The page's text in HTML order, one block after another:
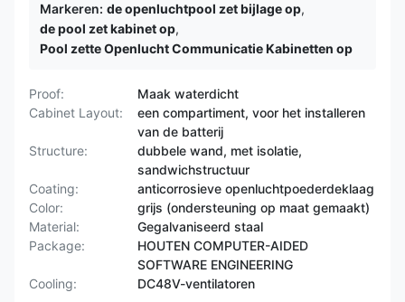
Markeren: de openluchtpool zet bijlage op,
de pool zet kabinet op,
Pool zette Openlucht Communicatie Kabinetten op
Proof:
Maak waterdicht
Cabinet Layout:
een compartiment, voor het installeren
van de batterij
Structure:
dubbele wand, met isolatie,
sandwichstructuur
Coating:
anticorrosieve openluchtpoederdeklaag
Color:
grijs (ondersteuning op maat gemaakt)
Material:
Gegalvaniseerd staal
Package:
HOUTEN COMPUTER-AIDED
SOFTWARE ENGINEERING
Cooling:
DC48V-ventilatoren